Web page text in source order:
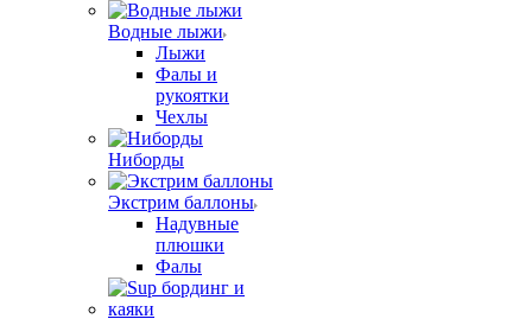
Водные лыжи
Лыжи
Фалы и
рукоятки
Чехлы
Ниборды
Экстрим баллоны
Надувные
плюшки
Фалы